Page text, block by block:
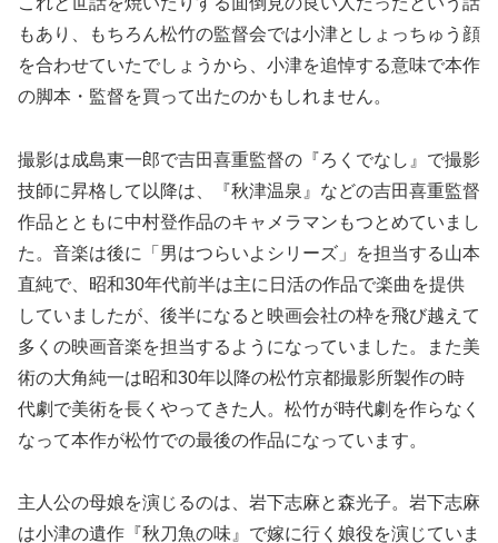
もあり、もちろん松竹の監督会では小津としょっちゅう顔
を合わせていたでしょうから、小津を追悼する意味で本作
の脚本・監督を買って出たのかもしれません。
撮影は成島東一郎で吉田喜重監督の『ろくでなし』で撮影
技師に昇格して以降は、『秋津温泉』などの吉田喜重監督
作品とともに中村登作品のキャメラマンもつとめていまし
た。音楽は後に「男はつらいよシリーズ」を担当する山本
直純で、昭和30年代前半は主に日活の作品で楽曲を提供
していましたが、後半になると映画会社の枠を飛び越えて
多くの映画音楽を担当するようになっていました。また美
術の大角純一は昭和30年以降の松竹京都撮影所製作の時
代劇で美術を長くやってきた人。松竹が時代劇を作らなく
なって本作が松竹での最後の作品になっています。
主人公の母娘を演じるのは、岩下志麻と森光子。岩下志麻
は小津の遺作『秋刀魚の味』で嫁に行く娘役を演じていま